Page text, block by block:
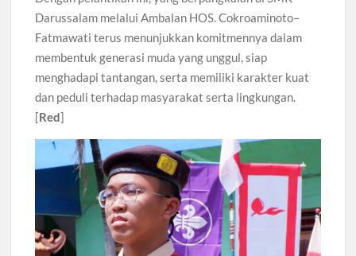
Darussalam melalui Ambalan HOS. Cokroaminoto–
Fatmawati terus menunjukkan komitmennya dalam
membentuk generasi muda yang unggul, siap
menghadapi tantangan, serta memiliki karakter kuat
dan peduli terhadap masyarakat serta lingkungan.
[Red]